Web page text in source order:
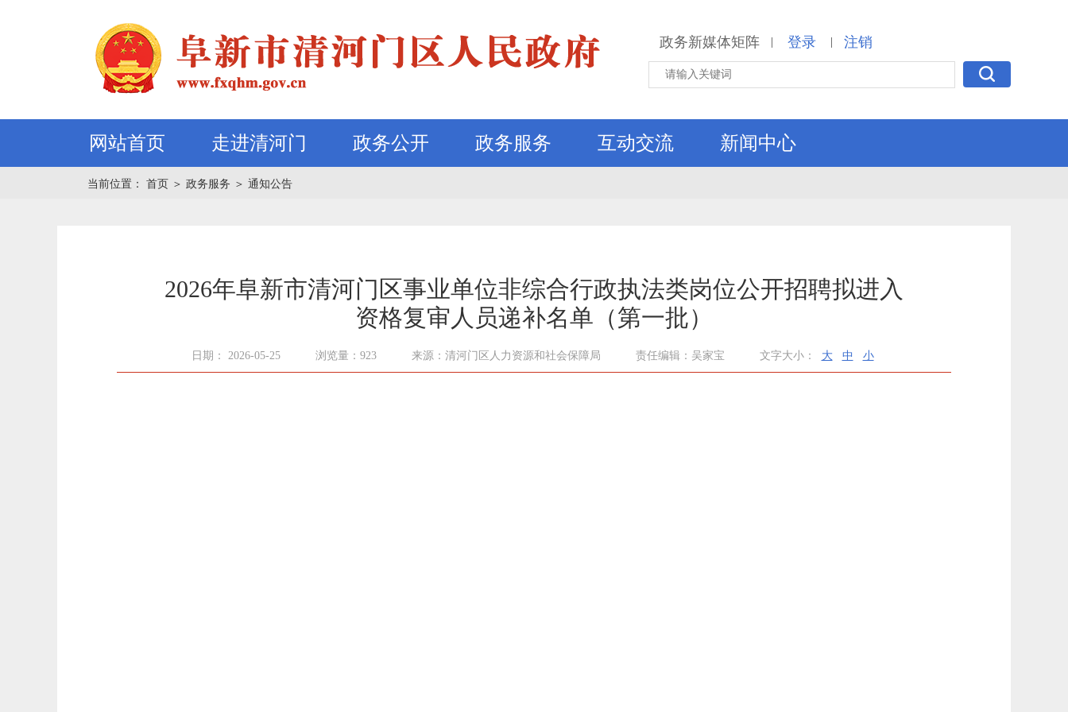
政务新媒体矩阵 | 登录 | 注销
网站首页 走进清河门 政务公开 政务服务 互动交流 新闻中心
当前位置： 首页 ＞ 政务服务 ＞ 通知公告
2026年阜新市清河门区事业单位非综合行政执法类岗位公开招聘拟进入
资格复审人员递补名单（第一批）
日期： 2026-05-25 浏览量：923 来源：清河门区人力资源和社会保障局 责任编辑：吴家宝 文字大小： 大 中 小